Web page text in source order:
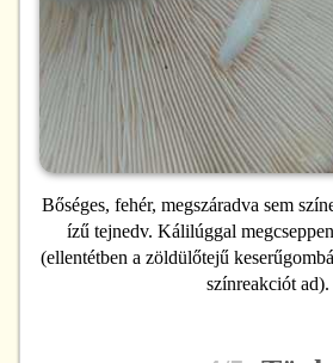
Bőséges, fehér, megszáradva sem
ízű tejnedv. Kálilúggal
(ellentétben a zöldülőtejű
színreakciót ad).